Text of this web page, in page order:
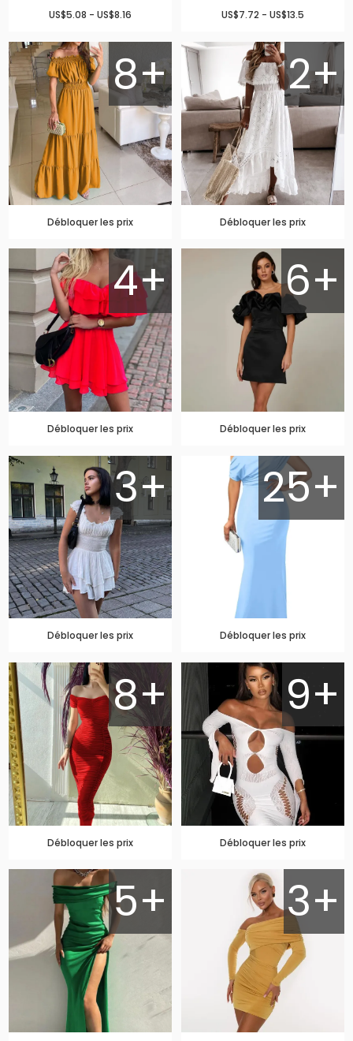
US$5.08 - US$8.16 US$7.72 - US$13.5
8+
Débloquer les prix
2+
Débloquer les prix
4+
Débloquer les prix
6+
Débloquer les prix
3+
Débloquer les prix
25+
Débloquer les prix
8+
Débloquer les prix
9+
Débloquer les prix
5+ 3+